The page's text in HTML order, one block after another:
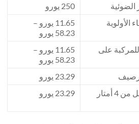
250 يورو
الأولوية
11.65 يورو –
58.23 يورو
على
11.65 يورو –
58.23 يورو
23.29 يورو
مواقف السيارات تبعد أقل من 4 أمتار
23.29 يورو